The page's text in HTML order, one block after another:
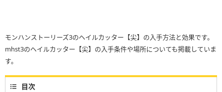
モンハンストーリーズ3のヘイルカッター【尖】の入手方法と効果です。
mhst3のヘイルカッター【尖】の入手条件や場所についても掲載していま
す。
目次